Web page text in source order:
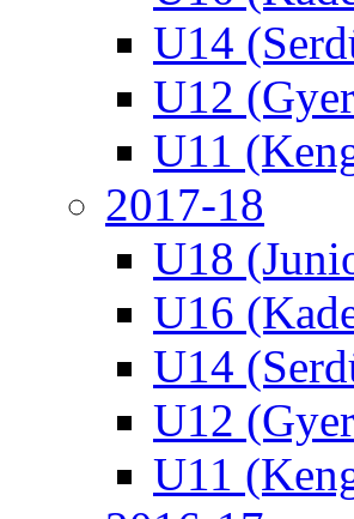
U14
U12
U11
2017-18
U18
U16
U14
U12
U11